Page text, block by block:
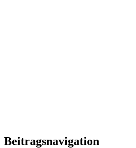
Beitragsnavigation